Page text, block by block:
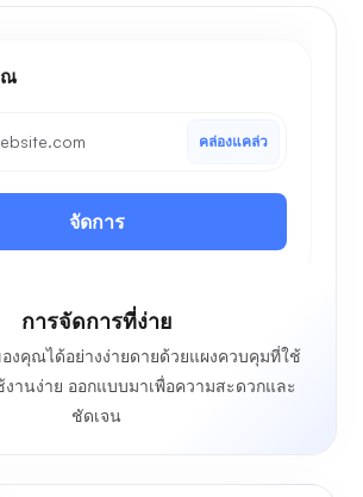
ณ
คล่องแคล่ว
จัดการ
การจัดการที่ง่าย
งคุณได้อย่างง่ายดายด้วยแผงควบคุมที่ใช้
งานง่าย ออกแบบมาเพื่อความสะดวกและ
ชัดเจน